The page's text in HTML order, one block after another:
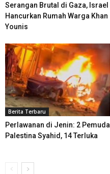
Serangan Brutal di Gaza, Israel
Hancurkan Rumah Warga Khan
Younis
Berita Terbaru
Perlawanan di Jenin: 2 Pemuda
Palestina Syahid, 14 Terluka